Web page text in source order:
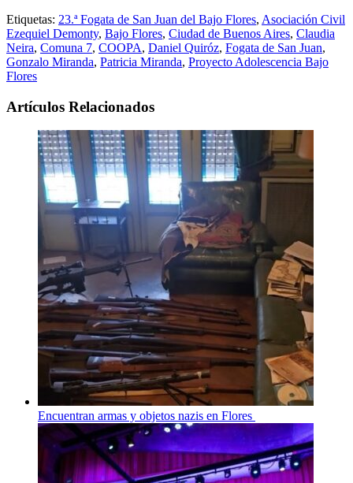
Etiquetas: 23.ª Fogata de San Juan del Bajo Flores, Asociación Civil
Ezequiel Demonty, Bajo Flores, Ciudad de Buenos Aires, Claudia
Neira, Comuna 7, COOPA, Daniel Quiróz, Fogata de San Juan,
Gonzalo Miranda, Patricia Miranda, Proyecto Adolescencia Bajo
Flores
Artículos Relacionados
Encuentran armas y objetos nazis en Flores